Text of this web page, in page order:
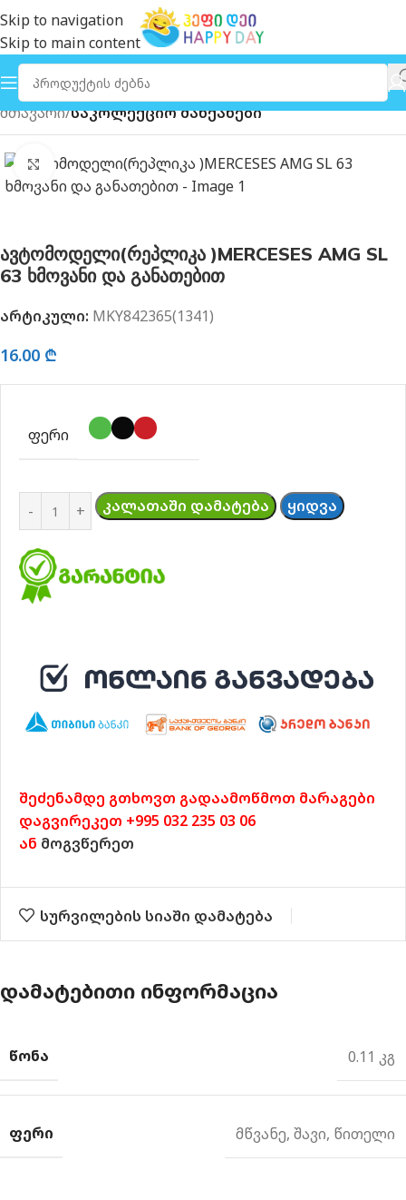
Skip to navigation
Skip to main content
მთავარი საკოლექციო მანქანები
გახსნა
ავტომოდელი(რეპლიკა )MERCESES AMG SL
63 ხმოვანი და განათებით
არტიკული: MKY842365(1341)
16.00 ₾
ᲤᲔᲠᲘ
ᲙᲐᲚᲐᲗᲐᲨᲘ ᲓᲐᲛᲐᲢᲔᲑᲐ ᲧᲘᲓᲕᲐ
შეძენამდე გთხოვთ გადაამოწმოთ მარაგები
დაგვირეკეთ +995 032 235 03 06
ან მოგვწერეთ
სურვილების სიაში დამატება
ᲓᲐᲛᲐᲢᲔᲑᲘᲗᲘ ᲘᲜᲤᲝᲠᲛᲐᲪᲘᲐ
ᲬᲝᲜᲐ 0.11 კგ
ᲤᲔᲠᲘ მწვანე, შავი, წითელი